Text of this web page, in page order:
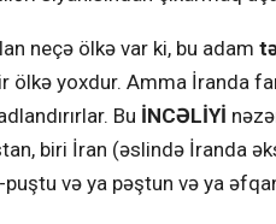
neçə ölkə var ki, bu adam
ölkə yoxdur. Amma İranda
Bu İNCƏLİYİ
biri İran (əslində İranda
və ya pəştun və ya